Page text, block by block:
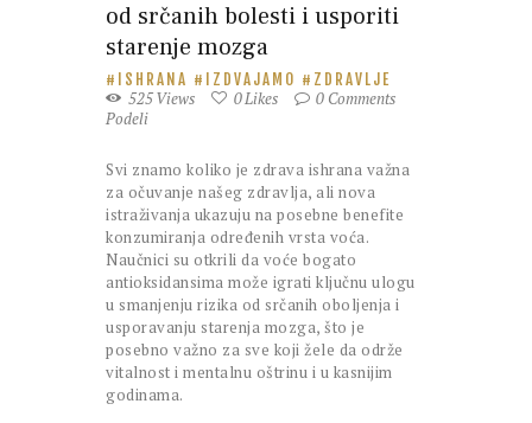
od srčanih bolesti i usporiti
starenje mozga
ISHRANA IZDVAJAMO ZDRAVLJE
525Views 0Likes 0 Comments
Podeli
Svi znamo koliko je zdrava ishrana važna
za očuvanje našeg zdravlja, ali nova
istraživanja ukazuju na posebne benefite
konzumiranja određenih vrsta voća.
Naučnici su otkrili da voće bogato
antioksidansima može igrati ključnu ulogu
u smanjenju rizika od srčanih oboljenja i
usporavanju starenja mozga, što je
posebno važno za sve koji žele da održe
vitalnost i mentalnu oštrinu i u kasnijim
godinama.